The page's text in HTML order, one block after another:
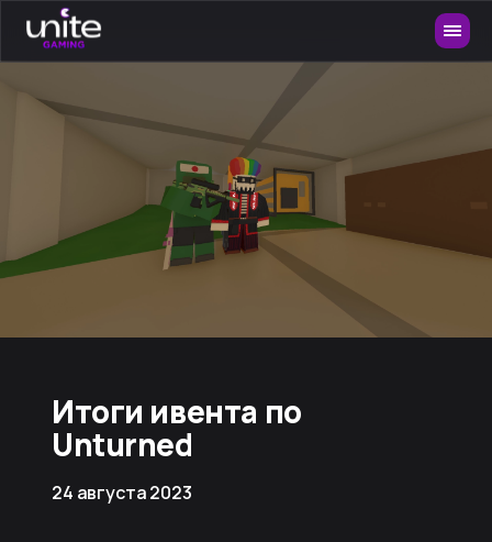
Итоги ивента по
Unturned
24 августа 2023